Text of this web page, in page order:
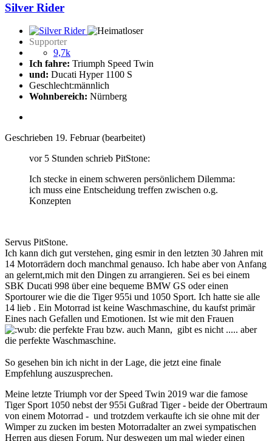
Silver Rider
Supporter
9,7k
Ich fahre: Triumph Speed Twin
und: Ducati Hyper 1100 S
Geschlecht:männlich
Wohnbereich: Nürnberg
Geschrieben 19. Februar(bearbeitet)
vor 5 Stunden schrieb PitStone:
Ich stecke in einem schweren persönlichem Dilemma:
ich muss eine Entscheidung treffen zwischen o.g.
Konzepten
Servus PitStone.
Ich kann dich gut verstehen, ging esmir in den letzten 30 Jahren mit
14 Motorrädern doch manchmal genauso. Ich habe aber von Anfang
an gelernt,mich mit den Dingen zu arrangieren. Sei es bei einem
SBK Ducati 998 über eine bequeme BMW GS oder einen
Sportourer wie die die Tiger 955i und 1050 Sport. Ich hatte sie alle
14 lieb . Ein Motorrad ist keine Waschmaschine, du kaufst primär
Eines nach Gefallen und Emotionen. Ist wie mit den Frauen
die perfekte Frau bzw. auch Mann, gibt es nicht ..... aber
die perfekte Waschmaschine.
So gesehen bin ich nicht in der Lage, die jetzt eine finale
Empfehlung auszusprechen.
Meine letzte Triumph vor der Speed Twin 2019 war die famose
Tiger Sport 1050 nebst der 955i Gußrad Tiger - beide der Obertraum
von einem Motorrad - und trotzdem verkaufte ich sie ohne mit der
Wimper zu zucken im besten Motorradalter an zwei sympatischen
Herren aus diesen Forum. Nur deswegen um mal wieder einen